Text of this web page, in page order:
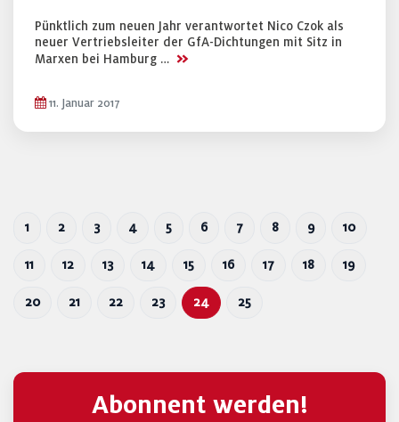
Pünktlich zum neuen Jahr verantwortet Nico Czok als
neuer Vertriebsleiter der GfA-Dichtungen mit Sitz in
Marxen bei Hamburg … >>
11. Januar 2017
1 2 3 4 5 6 7 8 9 10
11 12 13 14 15 16 17 18 19
20 21 22 23 24 25
Abonnent werden!